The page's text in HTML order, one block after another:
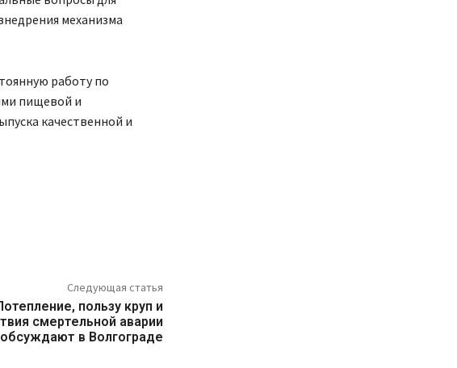
механизма
работу по
пищевой и
качественной и
Следующая статья
пользу круп и
смертельной аварии
обсуждают в Волгограде